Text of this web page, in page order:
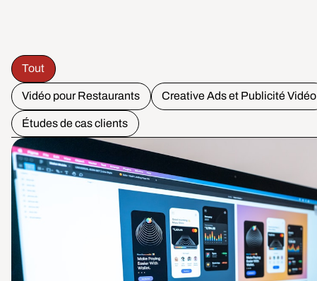
Tout
Vidéo pour Restaurants Creative Ads et Publicité Vidéo
Études de cas clients